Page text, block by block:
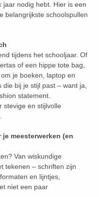
jaar nodig hebt. Hier is een
belangrijkste schoolspullen
tijdens het schooljaar. Of
of een hippe tote bag,
je boeken, laptop en
bij je stijl past – want ja,
statement.
stevige en stijlvolle
meesterwerken (en
Van wiskundige
tekenen – schriften zijn
en lijntjes,
niet een paar